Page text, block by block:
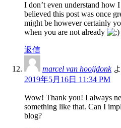
I don’t even understand how
believed this post was once
might be however certainly
when you are not already
返信
marcel van hooijdonk
2019年5月16日 11:34 PM
Wow! Thank you! I always
something like that. Can I
blog?